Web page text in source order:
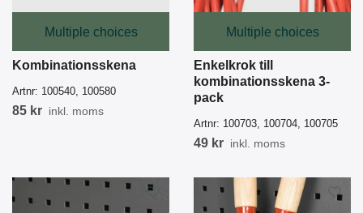
Multiple choices
Kombinationsskena
Artnr: 100540, 100580
85 kr inkl. moms
Multiple choices
Enkelkrok till
kombinationsskena 3-
pack
Artnr: 100703, 100704, 100705
49 kr inkl. moms